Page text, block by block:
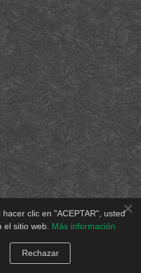
×
clic en "ACEPTAR", usted
sitio web. Más información
Rechazar